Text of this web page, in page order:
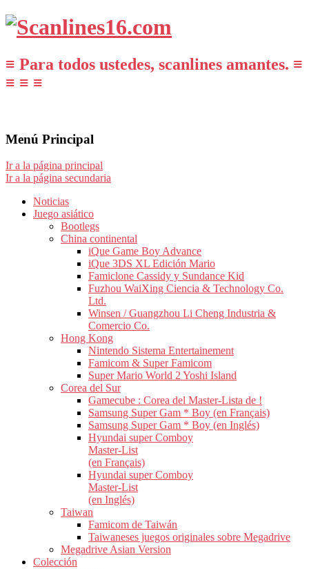
≡ Para todos ustedes, scanlines amantes. ≡
≡ ≡ ≡
Menú Principal
Ir a la página principal
Ir a la página secundaria
Noticias
Juego asiático
Bootlegs
China continental
iQue Game Boy Advance
iQue 3DS XL Edición Mario
Famiclone Cassidy y Sundance Kid
Fuzhou WaiXing Ciencia & Technology Co.
Ltd.
Winsen / Guangzhou Li Cheng Industria &
Comercio Co.
Hong Kong
Nintendo Sistema Entertainement
Famicom & Super Famicom
Super Mario World 2 Yoshi Island
Corea del Sur
Gamecube : Corea del Master-Lista de !
Samsung Super Gam * Boy (en Français)
Samsung Super Gam * Boy (en Inglés)
Hyundai super Comboy
Master-List
(en Français)
Hyundai super Comboy
Master-List
(en Inglés)
Taiwan
Famicom de Taiwán
Taiwaneses juegos originales sobre Megadrive
Megadrive Asian Version
Colección